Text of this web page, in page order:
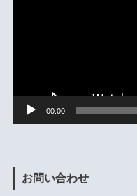
00:00
お問い合わせ